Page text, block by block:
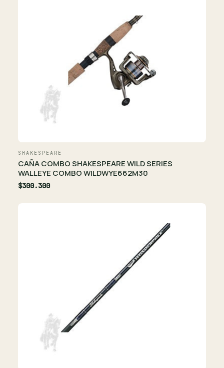
SHAKESPEARE
CAÑA COMBO SHAKESPEARE WILD SERIES
WALLEYE COMBO WILDWYE662M30
$300.300